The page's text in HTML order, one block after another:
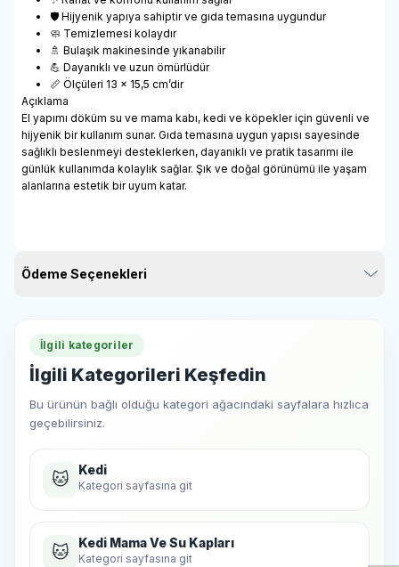
🛡️ Hijyenik yapıya sahiptir ve gıda temasına uygundur
🧼 Temizlemesi kolaydır
🚿 Bulaşık makinesinde yıkanabilir
💪 Dayanıklı ve uzun ömürlüdür
📏 Ölçüleri 13 x 15,5 cm’dir
Açıklama
El yapımı döküm su ve mama kabı, kedi ve köpekler için güvenli ve
hijyenik bir kullanım sunar. Gıda temasına uygun yapısı sayesinde
sağlıklı beslenmeyi desteklerken, dayanıklı ve pratik tasarımı ile
günlük kullanımda kolaylık sağlar. Şık ve doğal görünümü ile yaşam
alanlarına estetik bir uyum katar.
Ödeme Seçenekleri
İlgili kategoriler
İlgili Kategorileri Keşfedin
Bu ürünün bağlı olduğu kategori ağacındaki sayfalara hızlıca
geçebilirsiniz.
🐱 Kedi
Kategori sayfasına git
🐱 Kedi Mama Ve Su Kapları
Kategori sayfasına git